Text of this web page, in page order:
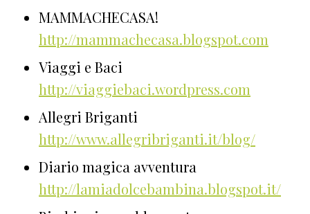
MAMMACHECASA!
http://mammachecasa.blogspot.com
Viaggi e Baci
http://viaggiebaci.wordpress.com
Allegri Briganti
http://www.allegribriganti.it/blog/
Diario magica avventura
http://lamiadolcebambina.blogspot.it/